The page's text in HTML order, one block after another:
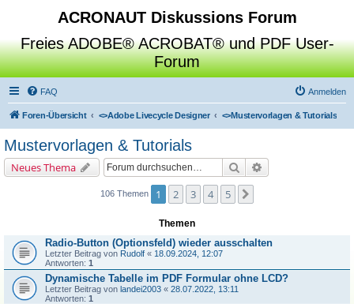
ACRONAUT Diskussions Forum
Freies ADOBE® ACROBAT® und PDF User-
Forum
FAQ Anmelden
Foren-Übersicht <>Adobe Livecycle Designer <>Mustervorlagen & Tutorials
Mustervorlagen & Tutorials
Neues Thema Suche
106 Themen 1 2 3 4 5
Themen
Radio-Button (Optionsfeld) wieder ausschalten
Letzter Beitrag von Rudolf « 18.09.2024, 12:07
Antworten: 1
Dynamische Tabelle im PDF Formular ohne LCD?
Letzter Beitrag von landei2003 « 28.07.2022, 13:11
Antworten: 1